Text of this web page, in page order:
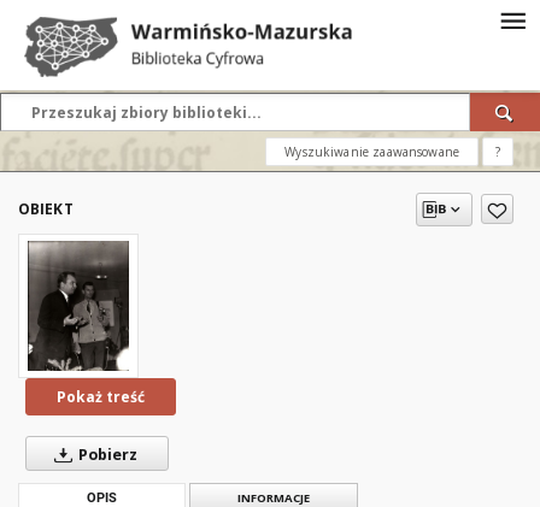
Wyszukiwanie zaawansowane ?
OBIEKT
Pokaż treść
Pobierz
OPIS INFORMACJE